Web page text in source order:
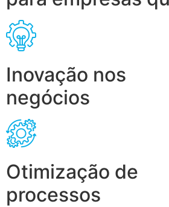
Inovação nos
negócios
Otimização de
processos